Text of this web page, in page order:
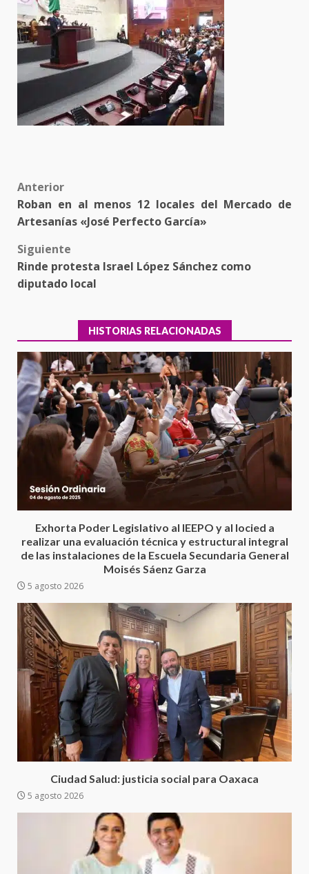
Post
navigation
Anterior
Roban en al menos 12 locales del Mercado de
Artesanías «José Perfecto García»
Siguiente
Rinde protesta Israel López Sánchez como
diputado local
HISTORIAS RELACIONADAS
Exhorta Poder Legislativo al IEEPO y al Iocied a
realizar una evaluación técnica y estructural integral
de las instalaciones de la Escuela Secundaria General
Moisés Sáenz Garza
5 agosto 2026
Ciudad Salud: justicia social para Oaxaca
5 agosto 2026
3
Encuentro de Ariadna Montiel
con el Gobernador Salomón Jara
Cruz reafirma la consolidación
de la transformación en
territorio oaxaqueño
30 julio 2026
4
Juan Mazatlán
20 julio 2026
5
Sanciona Municipio de Oaxaca
de Juárez caso de maltrato
animal tras denuncia ciudadana
16 julio 2026
Detienen a Ernesto Ruffo en Baja
California; FGR lo investiga por
presuntos delitos de
16 julio 2026
Sin paso carretera Oaxaca-
Cuacnopalan